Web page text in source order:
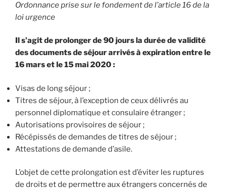
Ordonnance prise sur le fondement de l’article 16 de la
loi urgence
Il s’agit de prolonger de 90 jours la durée de validité
des documents de séjour arrivés à expiration entre le
16 mars et le 15 mai 2020 :
Visas de long séjour ;
Titres de séjour, à l’exception de ceux délivrés au
personnel diplomatique et consulaire étranger ;
Autorisations provisoires de séjour ;
Récépissés de demandes de titres de séjour ;
Attestations de demande d’asile.
L’objet de cette prolongation est d’éviter les ruptures
de droits et de permettre aux étrangers concernés de